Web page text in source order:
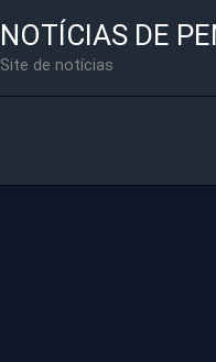
NOTÍCIAS DE
Site de notícias